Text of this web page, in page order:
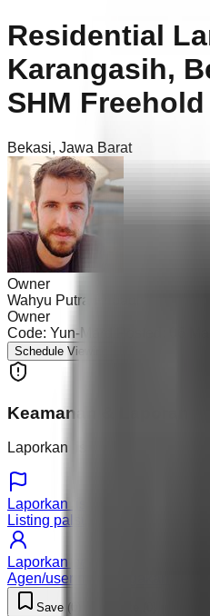
Residential
Karangasih,
SHM
Bekasi, Jawa Barat
Owner
Wahyu Putra Pribadi
Owner
Code: Yun-Mardi
Schedule Viewing
Keamanan & Laporan
Laporkan listing atau
Laporkan listing
Listing palsu atau detail salah
Laporkan pengguna
Agen/user mencurigakan
Save (